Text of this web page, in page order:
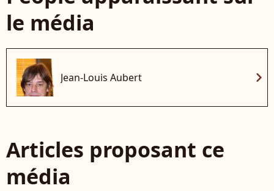
le média
Jean-Louis Aubert chevron_right
Articles proposant ce
média